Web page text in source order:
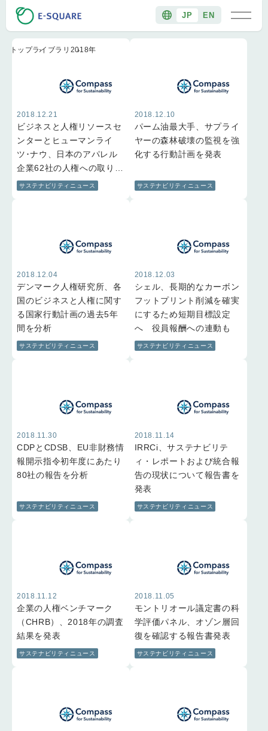
JP EN
トップライブラリ 2018年
2018年の記事一覧
2018.12.21
ビジネスと人権リソースセ
ンターとヒューマンライ
ツ･ナウ、日本のアパレル
企業62社の人権への取り組
みを報告
サステナビリティニュース
2018.12.10
パーム油最大手、サプライ
ヤーの森林破壊の監視を強
化する行動計画を発表
サステナビリティニュース
2018.12.04
デンマーク人権研究所、各
国のビジネスと人権に関す
る国家行動計画の過去5年
間を分析
サステナビリティニュース
2018.12.03
シェル、長期的なカーボン
フットプリント削減を確実
にするため短期目標設定
へ 役員報酬への連動も
サステナビリティニュース
2018.11.30
CDPとCDSB、EU非財務情
報開示指令初年度にあたり
80社の報告を分析
サステナビリティニュース
2018.11.14
IRRCi、サステナビリテ
ィ・レポートおよび統合報
告の現状について報告書を
発表
サステナビリティニュース
2018.11.12
企業の人権ベンチマーク
（CHRB）、2018年の調査
結果を発表
サステナビリティニュース
2018.11.05
モントリオール議定書の科
学評価パネル、オゾン層回
復を確認する報告書発表
サステナビリティニュース